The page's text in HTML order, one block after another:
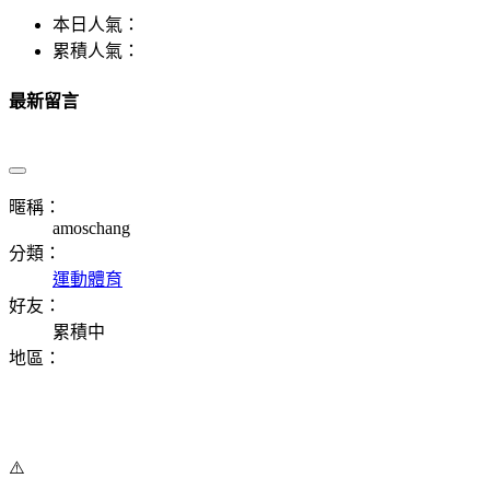
本日人氣：
累積人氣：
最新留言
暱稱：
amoschang
分類：
運動體育
好友：
累積中
地區：
⚠️